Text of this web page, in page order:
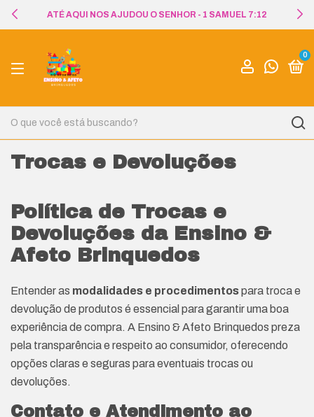
ATÉ AQUI NOS AJUDOU O SENHOR - 1 SAMUEL 7:12
0
Trocas e Devoluções
Política de Trocas e
Devoluções da Ensino &
Afeto Brinquedos
Entender as modalidades e procedimentospara troca e
devolução de produtos é essencial para garantir uma boa
experiência de compra. A Ensino & Afeto Brinquedos preza
pela transparência e respeito ao consumidor, oferecendo
opções claras e seguras para eventuais trocas ou
devoluções.
Contato e Atendimento ao